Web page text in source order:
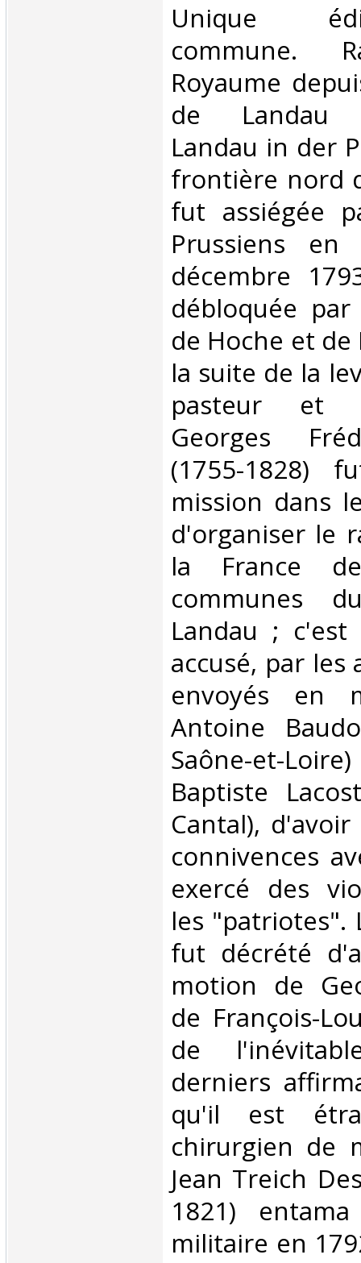
‎Unique
commune.
Royaume
de Landau
Landau in der
frontière nord
fut assiégée
Prussiens
décembre
débloquée
de Hoche et de
la suite de la
pasteur et
Georges
(1755-1828)
mission dans
d'organiser le
la France
communes
Landau ;
accusé, par les
envoyés en
Antoine
Saône-et-
Baptiste
Cantal),
connivences
exercé des
les "patriotes".
fut décrété
motion de
de François-
de
derniers
qu'il est
chirurgien de
Jean Treich
1821)
militaire en